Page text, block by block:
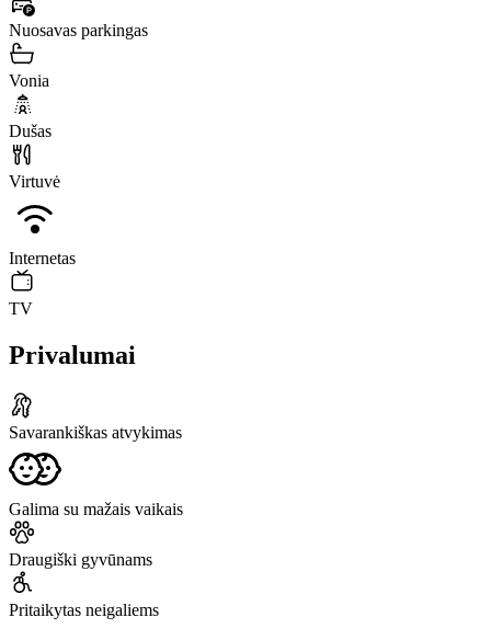
Nuosavas parkingas
Vonia
Dušas
Virtuvė
Internetas
TV
Privalumai
Savarankiškas atvykimas
Galima su mažais vaikais
Draugiški gyvūnams
Pritaikytas neigaliems